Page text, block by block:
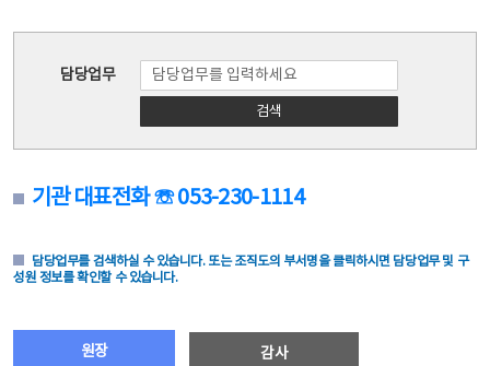
담당업무
검색
기관 대표전화 ☏ 053-230-1114
담당업무를 검색하실 수 있습니다. 또는 조직도의 부서명을 클릭하시면 담당업무 및 구
성원 정보를 확인할 수 있습니다.
원장 감사